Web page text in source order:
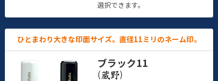
選択できます。
ひとまわり大きな印面サイズ。直径11ミリのネーム印。
ブラック11
(
)